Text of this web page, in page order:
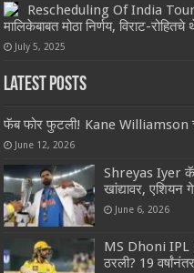
Rescheduling Of India
मालिकेबाबत मोठा निर्णय, विराट-
July 5, 2025
Latest Posts
फॅब फोर फुटली! Kane Williamson
June 12, 2026
Shreyas Iyer
खांद्यावर, एशियन
June 6, 2026
MS Dhoni IPL
ठरली? 19